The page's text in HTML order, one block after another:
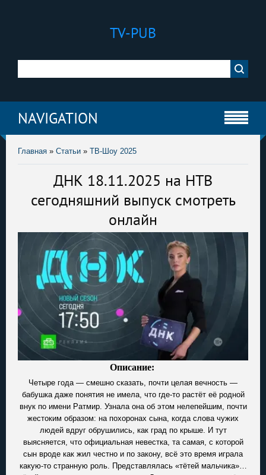
TV-PUB
NAVIGATION
Главная » Статьи » ТВ-Шоу 2025
ДНК 18.11.2025 на НТВ
сегодняшний выпуск смотреть
онлайн
Описание:
Четыре года — смешно сказать, почти целая вечность —
бабушка даже понятия не имела, что где-то растёт её родной
внук по имени Ратмир. Узнала она об этом нелепейшим, почти
жестоким образом: на похоронах сына, когда слова чужих
людей вдруг обрушились, как град по крыше. И тут
выясняется, что официальная невестка, та самая, с которой
сын вроде как жил честно и по закону, всё это время играла
какую-то странную роль. Представлялась «тётей мальчика»…